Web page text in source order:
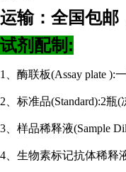
运输：全国包邮
试剂配制:
1、酶联板(Assay plate ):
2、标准品(Standard):2瓶(
3、样品稀释液(Sample
4、生物素标记抗体稀释